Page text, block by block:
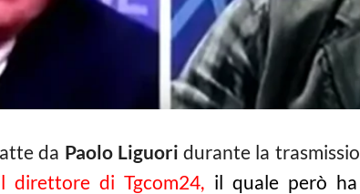
da Paolo Liguori durante la
direttore di Tgcom24, il quale però